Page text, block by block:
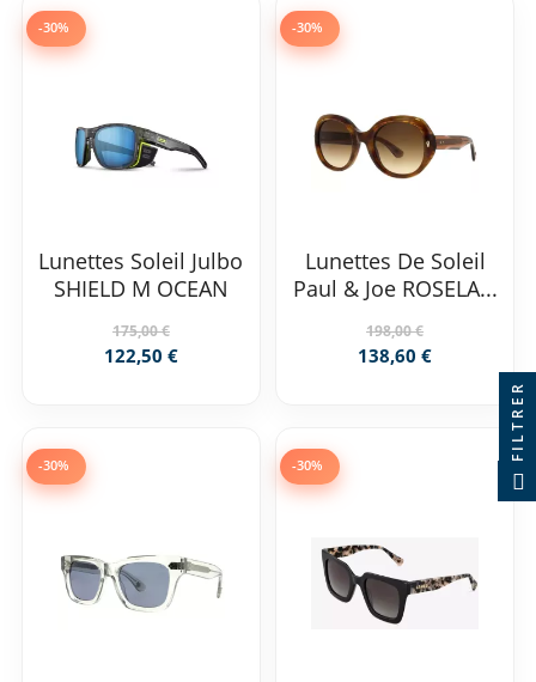
-30%
Lunettes Soleil Julbo
SHIELD M OCEAN
175,00 €
122,50 €
-30%
Lunettes De Soleil
Paul & Joe ROSELA...
198,00 €
138,60 €
-30% -30%
FILTRER